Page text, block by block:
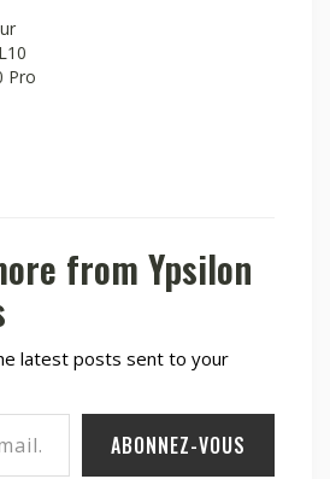
Pro
from Ypsilon
latest posts sent to your
ABONNEZ-VOUS